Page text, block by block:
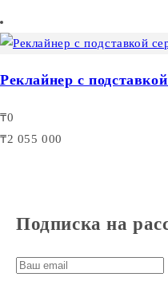
Реклайнер с
₸0
₸2 055 000
Подписка на